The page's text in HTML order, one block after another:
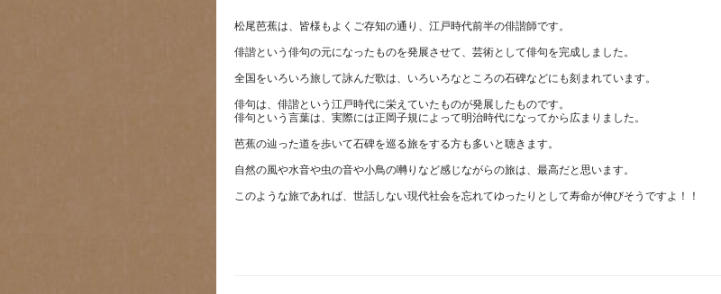
俳句は、俳諧という江戸時代に栄えていたものが発展したものです。